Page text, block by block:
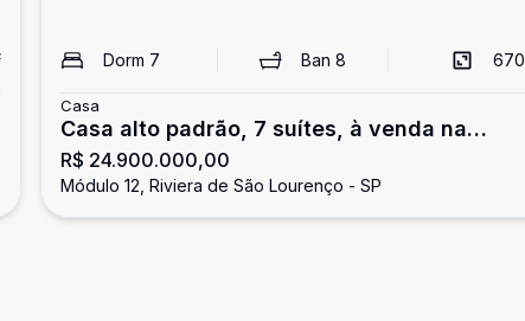
Dorm 7 Ban8 670
Casa
Casa alto padrão, 7 suítes, à venda na
Riviera de São Lourenço
R$ 24.900.000,00
Módulo 12, Riviera de São Lourenço - SP